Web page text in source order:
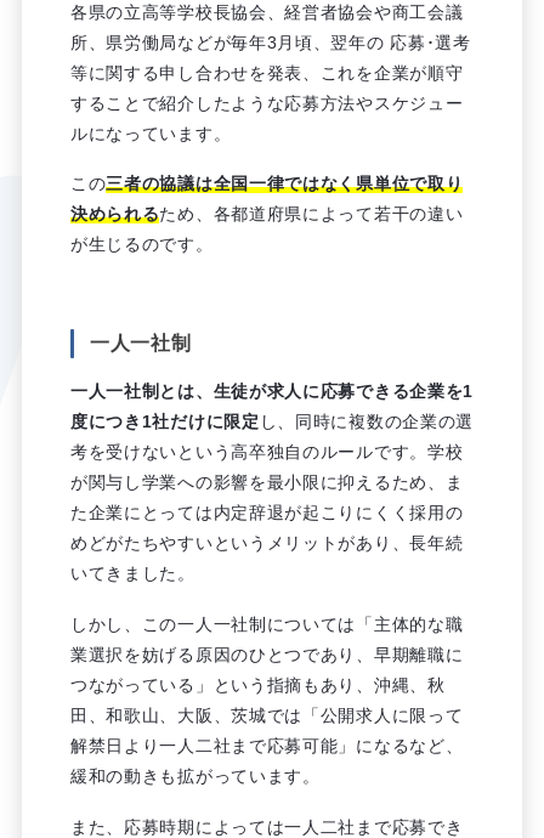
各県の立高等学校長協会、経営者協会や商工会議
所、県労働局などが毎年3月頃、翌年の 応募･選考
等に関する申し合わせを発表、これを企業が順守
することで紹介したような応募方法やスケジュー
ルになっています。
この三者の協議は全国一律ではなく県単位で取り
決められるため、各都道府県によって若干の違い
が生じるのです。
一人一社制
一人一社制とは、生徒が求人に応募できる企業を1
度につき1社だけに限定 し、同時に複数の企業の選
考を受けないという高卒独自のルールです。学校
が関与し学業への影響を最小限に抑えるため、ま
た企業にとっては内定辞退が起こりにくく採用の
めどがたちやすいというメリットがあり、長年続
いてきました。
しかし、この一人一社制については「主体的な職
業選択を妨げる原因のひとつであり、早期離職に
つながっている」という指摘もあり、沖縄、秋
田、和歌山、大阪、茨城では「公開求人に限って
解禁日より一人二社まで応募可能」になるなど、
緩和の動きも拡がっています。
また、応募時期によっては一人二社まで応募でき